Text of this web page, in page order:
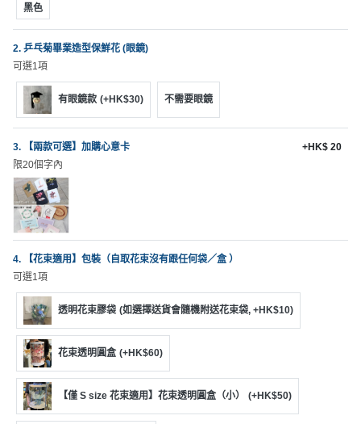
物
場
地
佈
置
用
品
即
食
即
煮
系
列
聚
會
及
拍
拖
餐
活
動
婚
禮
親
子
動
侶
心
願
清
單
黑色
2. 乒乓菊畢業造型保鮮花 (眼鏡)
可選1項
有眼鏡款 (+HK$30) 不需要眼鏡
3. 【兩款可選】加購心意卡
限20個字內
+HK$ 20
4. 【花束適用】包裝（自取花束沒有跟任何袋／盒 ）
可選1項
透明花束膠袋 (如選擇送貨會隨機附送花束袋, +HK$10)
花束透明圓盒 (+HK$60)
【僅 S size 花束適用】花束透明圓盒（小） (+HK$50)